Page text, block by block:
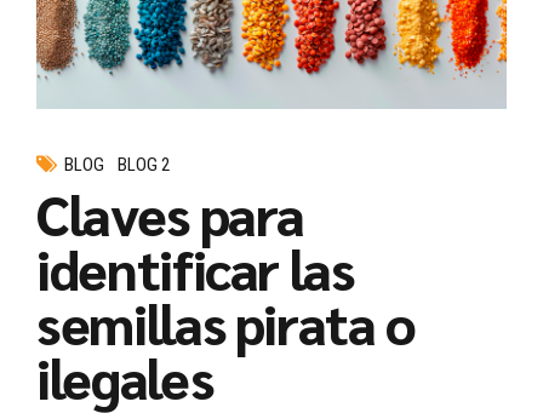
BLOG BLOG 2
Claves para
identificar las
semillas pirata o
ilegales